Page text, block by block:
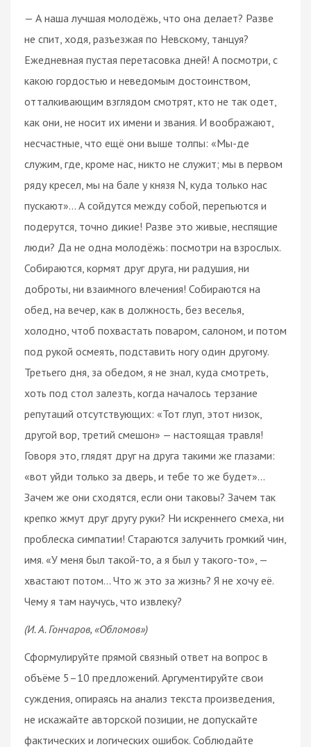
— А наша лучшая молодёжь, что она делает? Разве
не спит, ходя, разъезжая по Невскому, танцуя?
Ежедневная пустая перетасовка дней! А посмотри, с
какою гордостью и неведомым достоинством,
отталкивающим взглядом смотрят, кто не так одет,
как они, не носит их имени и звания. И воображают,
несчастные, что ещё они выше толпы: «Мы-де
служим, где, кроме нас, никто не служит; мы в первом
ряду кресел, мы на бале у князя N, куда только нас
пускают»… А сойдутся между собой, перепьются и
подерутся, точно дикие! Разве это живые, неспящие
люди? Да не одна молодёжь: посмотри на взрослых.
Собираются, кормят друг друга, ни радушия, ни
доброты, ни взаимного влечения! Собираются на
обед, на вечер, как в должность, без веселья,
холодно, чтоб похвастать поваром, салоном, и потом
под рукой осмеять, подставить ногу один другому.
Третьего дня, за обедом, я не знал, куда смотреть,
хоть под стол залезть, когда началось терзание
репутаций отсутствующих: «Тот глуп, этот низок,
другой вор, третий смешон» — настоящая травля!
Говоря это, глядят друг на друга такими же глазами:
«вот уйди только за дверь, и тебе то же будет»…
Зачем же они сходятся, если они таковы? Зачем так
крепко жмут друг другу руки? Ни искреннего смеха, ни
проблеска симпатии! Стараются залучить громкий чин,
имя. «У меня был такой-то, а я был у такого-то», —
хвастают потом… Что ж это за жизнь? Я не хочу её.
Чему я там научусь, что извлеку?
(И. А. Гончаров, «Обломов»)
Сформулируйте прямой связный ответ на вопрос в
объёме 5–10 предложений. Аргументируйте свои
суждения, опираясь на анализ текста произведения,
не искажайте авторской позиции, не допускайте
фактических и логических ошибок. Соблюдайте